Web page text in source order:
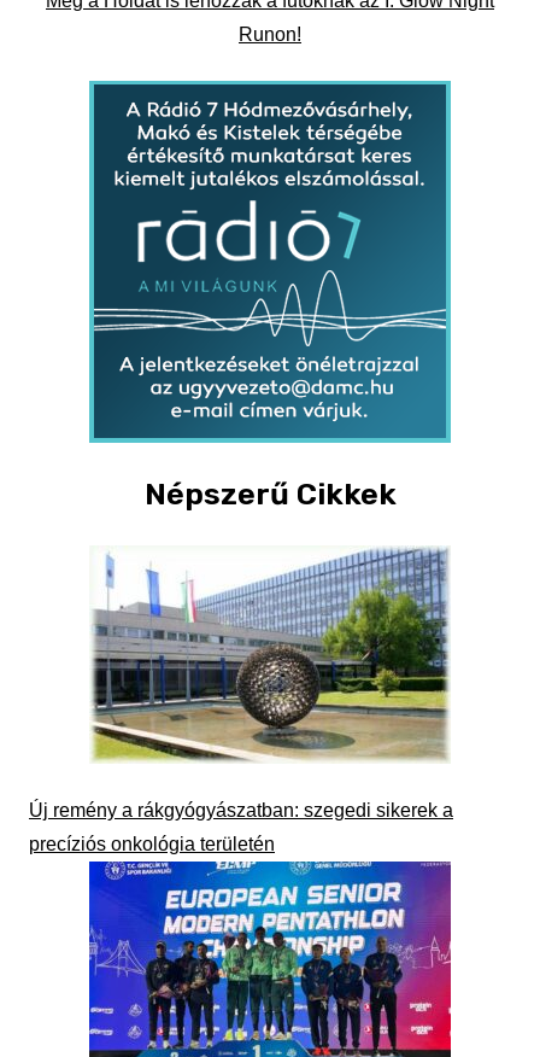
Runon!
Népszerű Cikkek
Új remény a rákgyógyászatban: szegedi sikerek a
precíziós onkológia területén